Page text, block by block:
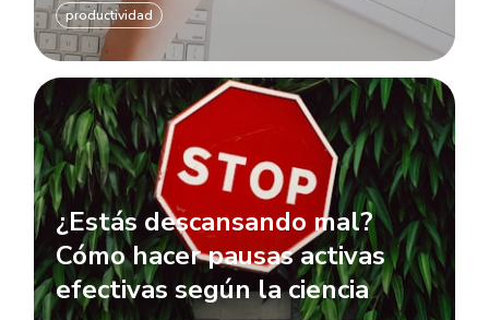
productividad
¿Estás descansando mal?
Cómo hacer pausas activas
efectivas según la ciencia